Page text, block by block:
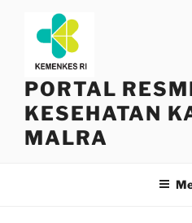
content
PORTAL
KESEHATAN
MALRA